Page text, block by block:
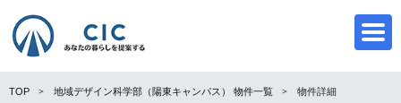
TOP 地域デザイン科学部（陽東キャンパス） 物件一覧 物件詳細